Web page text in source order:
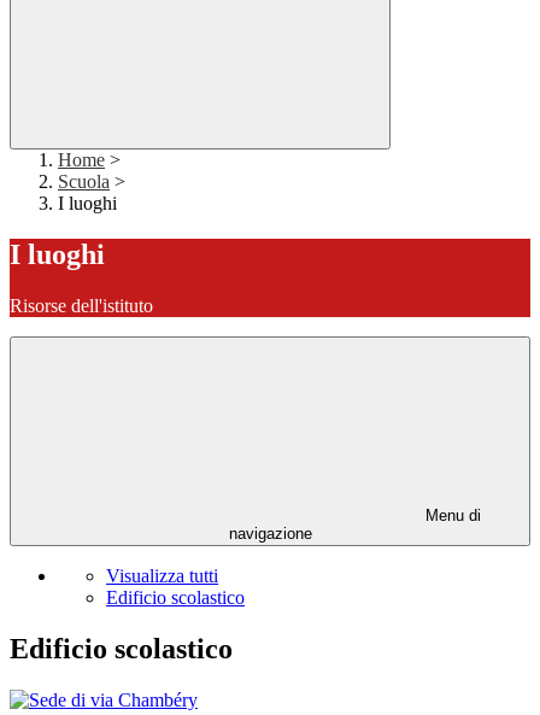
Home >
Scuola >
I luoghi
I luoghi
Risorse dell'istituto
Menu di
navigazione
Visualizza tutti
Edificio scolastico
Edificio scolastico